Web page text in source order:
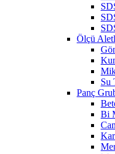
Ölçü
Su
Panç
Bi